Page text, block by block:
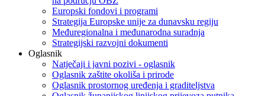
Europski fondovi i programi
Strategija Europske unije za dunavsku regiju
Međuregionalna i međunarodna suradnja
Strategijski razvojni dokumenti
Oglasnik
Natječaji i javni pozivi - oglasnik
Oglasnik zaštite okoliša i prirode
Oglasnik prostornog uređenja i graditeljstva